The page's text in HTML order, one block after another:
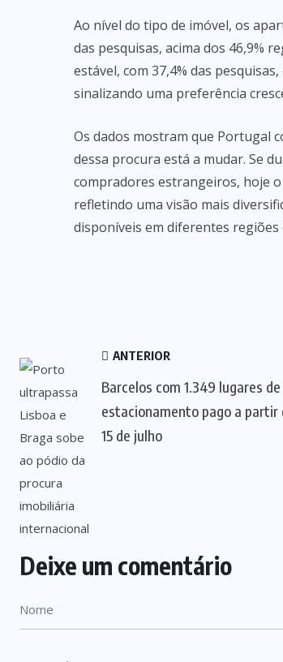
Ao nível do tipo de imóvel, os
das pesquisas, acima dos 46,9%
estável, com 37,4% das
sinalizando uma preferência
Os dados mostram que Portugal
dessa procura está a mudar. Se
compradores estrangeiros, hoje
refletindo uma visão mais
disponíveis em diferentes regiões
ANTERIOR
Barcelos com 1.349 lugares de
estacionamento pago a partir
15 de julho
Deixe um comentário